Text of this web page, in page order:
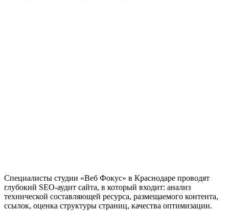
Специалисты студии «Веб Фокус» в Краснодаре проводят
глубокий SEO-аудит сайта, в который входит: анализ
технической составляющей ресурса, размещаемого контента,
ссылок, оценка структуры страниц, качества оптимизации.